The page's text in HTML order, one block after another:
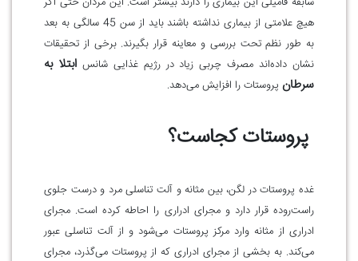
هیچ علامتی از بیماری نداشته باشند باید از سن 45 سالگی به بعد
به طور نظم تحت بررسی و معاینه قرار بگیرند. برخی از تحقیقات
نشان داده‌اند مصرف چربی زیاد در رژیم غذایی شانسابتلا به
سرطان پروستات را افزایش می‌دهد.
پروستات کجاست؟
غده پروستات در لگن، بین مثانه و آلت تناسلی مرد و درست جلوی
راست‌روده قرار دارد و مجرای ادراری را احاطه کرده است. مجرای
ادراری از مثانه وارد مرکز پروستات می‌شود و از آلت تناسلی عبور
می‌کند. به بخشی از مجرای ادراری که از پروستات می‌گذرد، مجرای